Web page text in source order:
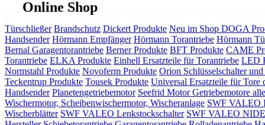
Online Shop
Türschließer Brandschutz Dickert Produkte Neu im Shop DOGA
Handsender Hörmann Empfänger Hörmann Torantriebe Hörmann
Bernal Garagentorantriebe Berner Produkte BFT Produkte CAME
Torantriebe ELKA Produkte Einhell Ersatzteile für Torantriebe LED
Normstahl Produkte Novoferm Produkte Orion Schlüsselschalter und
Teckentrup Produkte Tousek Produkte Universal Ersatzteile für Tore
Handsender Planetengetriebemotor Seefrid Motor Getriebemotore
Wischermotor, Scheibenwischermotor, Wischeranlage SWF VALEO
Wischerblätter SWF VALEO Lenkstockschalter SWF VALEO